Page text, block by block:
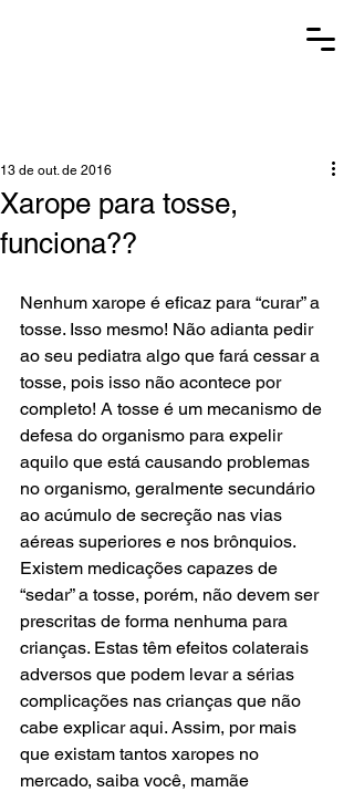
Xarope para tosse,
funciona??
13 de out. de 2016
Nenhum xarope é eficaz para “curar” a
tosse. Isso mesmo! Não adianta pedir
ao seu pediatra algo que fará cessar a
tosse, pois isso não acontece por
completo! A tosse é um mecanismo de
defesa do organismo para expelir
aquilo que está causando problemas
no organismo, geralmente secundário
ao acúmulo de secreção nas vias
aéreas superiores e nos brônquios.
Existem medicações capazes de
“sedar” a tosse, porém, não devem ser
prescritas de forma nenhuma para
crianças. Estas têm efeitos colaterais
adversos que podem levar a sérias
complicações nas crianças que não
cabe explicar aqui. Assim, por mais
que existam tantos xaropes no
mercado, saiba você, mamãe